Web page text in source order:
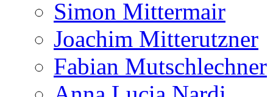
Simon Mittermair
Joachim Mitterutzner
Fabian Mutschlechner